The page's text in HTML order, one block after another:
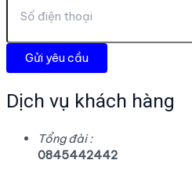
Dịch vụ khách hàng
Tổng đài :
0845442442